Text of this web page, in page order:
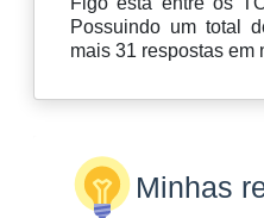
Possuindo um total
mais 31 respostas em
Minhas